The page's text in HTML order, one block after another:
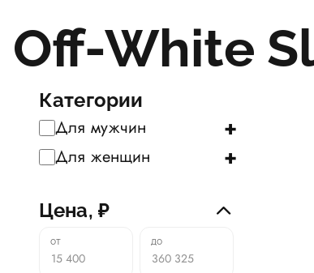
Off-White
Категории
Для мужчин
+
Для женщин +
Цена, ₽